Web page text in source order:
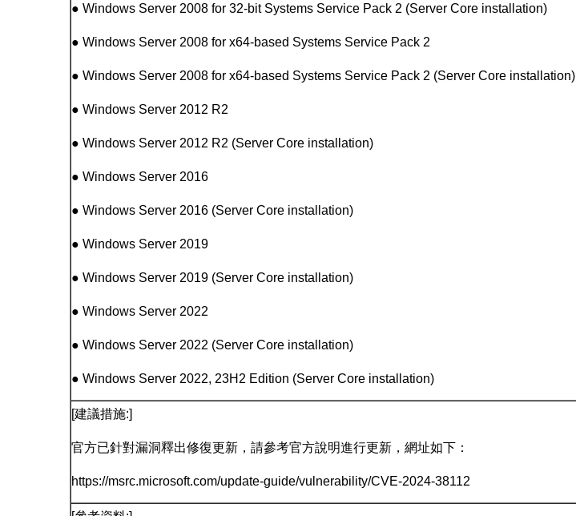
● Windows Server 2008 for 32-bit Systems Service Pack 2 (Server Core installation)
● Windows Server 2008 for x64-based Systems Service Pack 2
● Windows Server 2008 for x64-based Systems Service Pack 2 (Server Core installation)
● Windows Server 2012 R2
● Windows Server 2012 R2 (Server Core installation)
● Windows Server 2016
● Windows Server 2016 (Server Core installation)
● Windows Server 2019
● Windows Server 2019 (Server Core installation)
● Windows Server 2022
● Windows Server 2022 (Server Core installation)
● Windows Server 2022, 23H2 Edition (Server Core installation)
[建議措施:]
官方已針對漏洞釋出修復更新，請參考官方說明進行更新，網址如下：
https://msrc.microsoft.com/update-guide/vulnerability/CVE-2024-38112